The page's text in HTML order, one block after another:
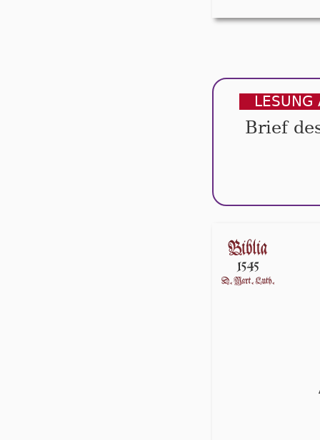
LESUNG
Brief